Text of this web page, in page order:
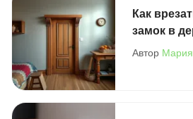
Как
замок в
дверь
Автор